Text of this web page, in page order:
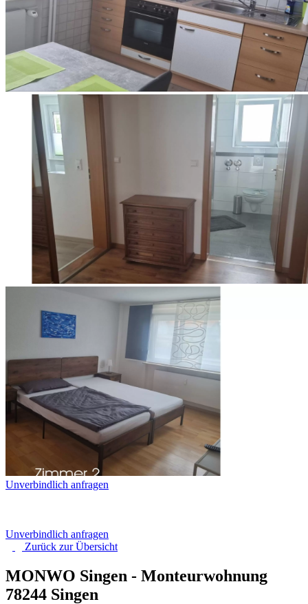
Unverbindlich anfragen
Unverbindlich anfragen
Zurück zurÜbersicht
MONWO Singen - Monteurwohnung
78244 Singen